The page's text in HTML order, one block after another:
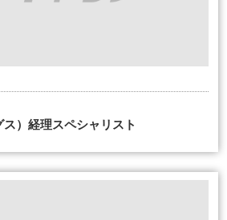
）経理スペシャリスト